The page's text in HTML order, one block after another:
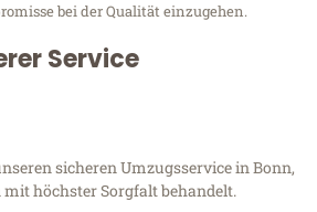
bei der Qualität einzugehen.
Service
sicheren Umzugsservice in Bonn,
höchster Sorgfalt behandelt.